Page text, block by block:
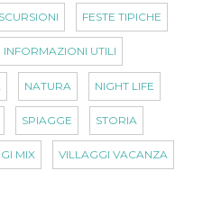
FESTE TIPICHE
INFORMAZIONI UTILI
NATURA NIGHT LIFE
SPIAGGE STORIA
MIX VILLAGGI VACANZA